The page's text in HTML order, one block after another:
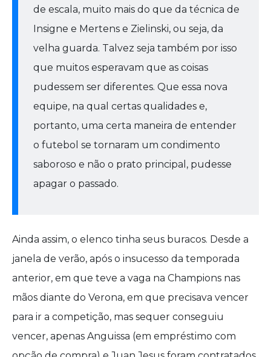
de escala, muito mais do que da técnica de
Insigne e Mertens e Zielinski, ou seja, da
velha guarda. Talvez seja também por isso
que muitos esperavam que as coisas
pudessem ser diferentes. Que essa nova
equipe, na qual certas qualidades e,
portanto, uma certa maneira de entender
o futebol se tornaram um condimento
saboroso e não o prato principal, pudesse
apagar o passado.
Ainda assim, o elenco tinha seus buracos. Desde a
janela de verão, após o insucesso da temporada
anterior, em que teve a vaga na Champions nas
mãos diante do Verona, em que precisava vencer
para ir a competição, mas sequer conseguiu
vencer, apenas Anguissa (em empréstimo com